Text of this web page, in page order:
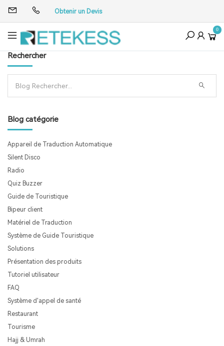
Obtenir un Devis
0
Rechercher
Blog catégorie
Appareil de Traduction Automatique
Silent Disco
Radio
Quiz Buzzer
Guide de Touristique
Bipeur client
Matériel de Traduction
Système de Guide Touristique
Solutions
Présentation des produits
Tutoriel utilisateur
FAQ
Système d'appel de santé
Restaurant
Tourisme
Hajj & Umrah